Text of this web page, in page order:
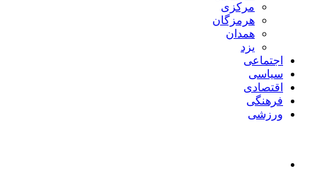
مرکزی
هرمزگان
همدان
یزد
اجتماعی
سیاسی
اقتصادی
فرهنگی
ورزشی